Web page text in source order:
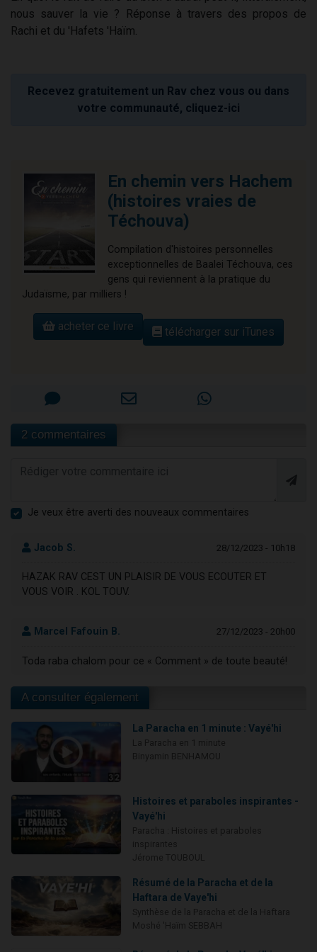
nous sauver la vie ? Réponse à travers des propos de
Rachi et du 'Hafets 'Haïm.
Recevez gratuitement un Rav chez vous ou dans
votre communauté, cliquez-ici
En chemin vers Hachem
(histoires vraies de
Téchouva)
Compilation d'histoires personnelles
exceptionnelles de Baalei Téchouva, ces
gens qui reviennent à la pratique du
Judaïsme, par milliers !
acheter ce livre télécharger sur iTunes
2 commentaires
Je veux être averti des nouveaux commentaires
Jacob S. 28/12/2023 - 10h18
HAZAK RAV CEST UN PLAISIR DE VOUS ECOUTER ET
VOUS VOIR . KOL TOUV.
Marcel Fafouin B. 27/12/2023 - 20h00
Toda raba chalom pour ce « Comment » de toute beauté!
A consulter également
La Paracha en 1 minute : Vayé'hi
Histoires et paraboles inspirantes -
Vayé'hi
Résumé de la Paracha et de la
Haftara de Vaye'hi